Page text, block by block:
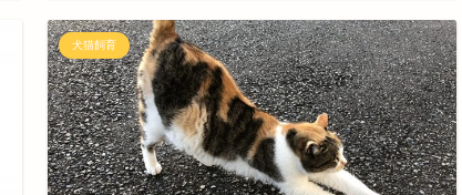
犬猫飼育